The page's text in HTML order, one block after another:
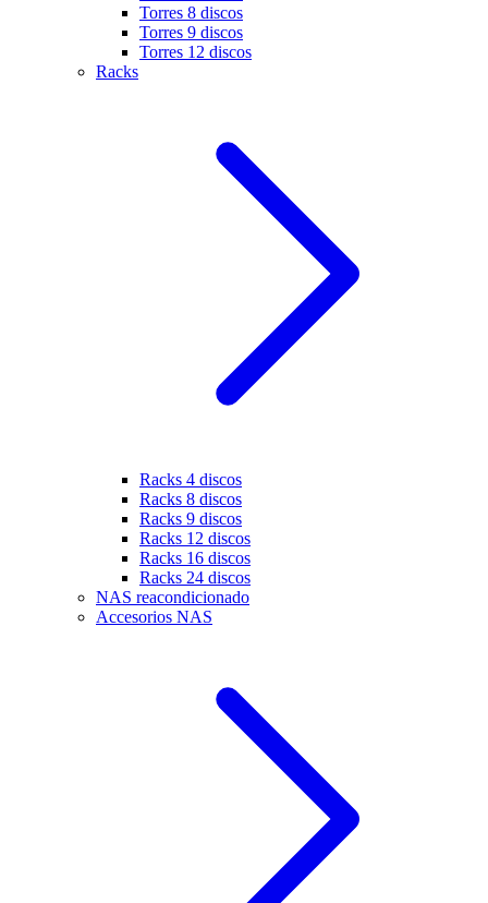
Torres 8 discos
Torres 9 discos
Torres 12 discos
Racks
Racks 4 discos
Racks 8 discos
Racks 9 discos
Racks 12 discos
Racks 16 discos
Racks 24 discos
NAS reacondicionado
Accesorios NAS